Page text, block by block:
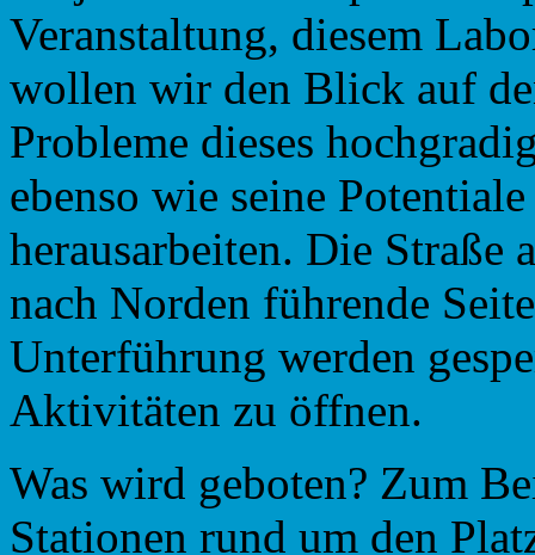
Veranstaltung, diesem
wollen wir den Blick auf
Probleme dieses
ebenso wie seine
herausarbeiten. Die Straße
nach Norden führende
Unterführung werden
Aktivitäten zu öffnen.
Was wird geboten? Zum
Stationen rund um den